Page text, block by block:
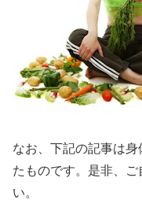
なお、下記の記事は
たものです。是非、
い。